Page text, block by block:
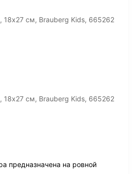
18х27 см, Brauberg Kids, 665262
18х27 см, Brauberg Kids, 665262
предназначена на ровной